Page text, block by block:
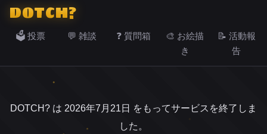
DOTCH?
🗳️ 投票 💬 雑談 ❓ 質問箱
🎨 お絵描
き
📝 活動報
告
DOTCH? は 2026年7月21日 をもってサービスを終了しま
した。